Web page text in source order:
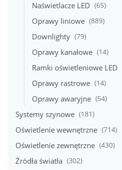
Naświetlacze LED (65)
Oprawy liniowe (889)
Downlighty (79)
Oprawy kanałowe (14)
Ramki oświetleniowe LED
Oprawy rastrowe (14)
Oprawy awaryjne (54)
Systemy szynowe (181)
Oświetlenie wewnętrzne (714)
Oświetlenie zewnętrzne (430)
Źródła światła (302)